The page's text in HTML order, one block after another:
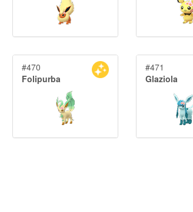
#470
Folipurba
#471
Glaziola